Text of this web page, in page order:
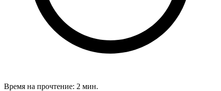
Время на прочтение: 2 мин.